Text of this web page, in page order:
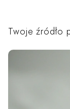
Twoje źródło